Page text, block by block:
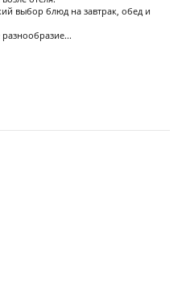
выбор блюд на завтрак, обед и